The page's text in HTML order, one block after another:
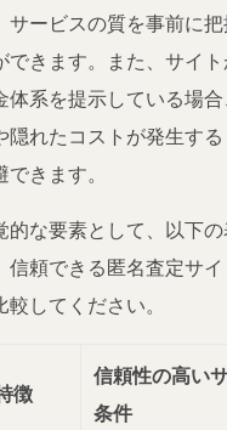
サービスの質を事前に把
できます。また、サイ
体系を提示している場
隠れたコストが発生す
できます。
的な要素として、以下
信頼できる匿名査定サ
較してください。
徴
信頼性の高い
条件